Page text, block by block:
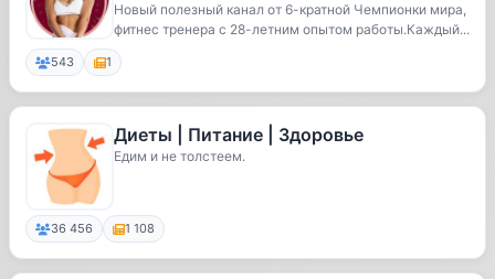
Счастье. Самореализация. Победы.
Пров
Новый полезный канал от 6-кратной Чемпионки мира,
фитнес тренера с 28-летним опытом работы.Каждый...
543 1
Диеты | Питание | Здоровье
Едим и не толстеем.
36 456 1 108